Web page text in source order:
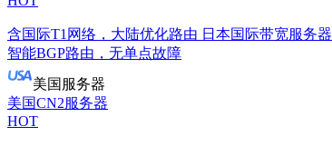
含国际T1网络，大陆优化路由 日本国际带宽服务器
智能BGP路由，无单点故障
美国服务器
美国CN2服务器
HOT